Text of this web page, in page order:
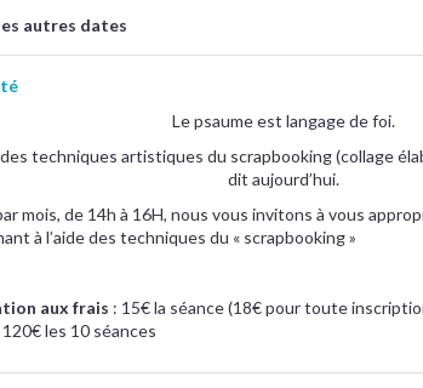
autres dates
Le psaume est langage de foi.
techniques artistiques du scrapbooking (collage
dit aujourd’hui.
mois, de 14h à 16H, nous vous invitons à vous
à l’aide des techniques du « scrapbooking »
aux frais : 15€ la séance (18€ pour toute
les 10 séances